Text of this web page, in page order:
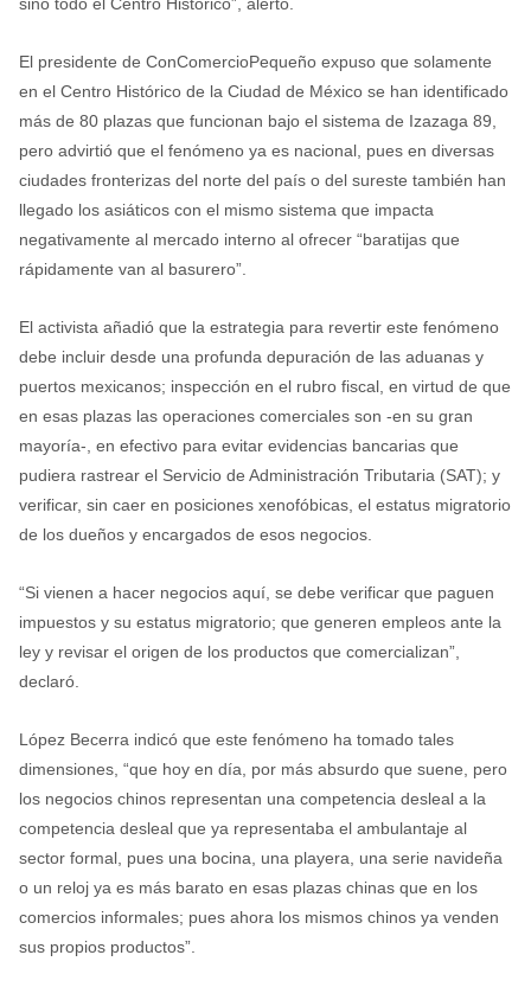
El presidente de ConComercioPequeño expuso que solamente
en el Centro Histórico de la Ciudad de México se han identificado
más de 80 plazas que funcionan bajo el sistema de Izazaga 89,
pero advirtió que el fenómeno ya es nacional, pues en diversas
ciudades fronterizas del norte del país o del sureste también han
llegado los asiáticos con el mismo sistema que impacta
negativamente al mercado interno al ofrecer “baratijas que
rápidamente van al basurero”.
El activista añadió que la estrategia para revertir este fenómeno
debe incluir desde una profunda depuración de las aduanas y
puertos mexicanos; inspección en el rubro fiscal, en virtud de que
en esas plazas las operaciones comerciales son -en su gran
mayoría-, en efectivo para evitar evidencias bancarias que
pudiera rastrear el Servicio de Administración Tributaria (SAT); y
verificar, sin caer en posiciones xenofóbicas, el estatus migratorio
de los dueños y encargados de esos negocios.
“Si vienen a hacer negocios aquí, se debe verificar que paguen
impuestos y su estatus migratorio; que generen empleos ante la
ley y revisar el origen de los productos que comercializan”,
declaró.
López Becerra indicó que este fenómeno ha tomado tales
dimensiones, “que hoy en día, por más absurdo que suene, pero
los negocios chinos representan una competencia desleal a la
competencia desleal que ya representaba el ambulantaje al
sector formal, pues una bocina, una playera, una serie navideña
o un reloj ya es más barato en esas plazas chinas que en los
comercios informales; pues ahora los mismos chinos ya venden
sus propios productos”.